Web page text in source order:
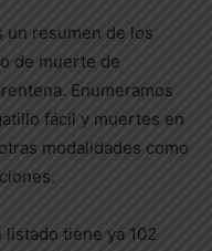
un resumen de los
de muerte de
Enumeramos
fácil y muertes en
modalidades como
tiene ya 102